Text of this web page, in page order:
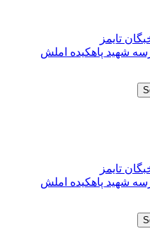
تایمز
شهید پاهکیده املش
کلاس + اول + دوم + سوم +
+ آدرس + لوکیشن + +
مقطع + دولتی + گیلان +
+ نخبگان + تایمز +
تایمز
شهید پاهکیده املش